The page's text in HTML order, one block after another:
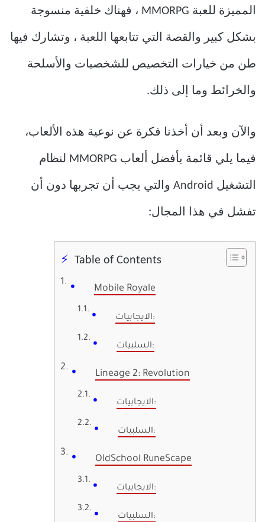
المميزة للعبة MMORPG ، فهناك خلفية منسوجة
بشكل كبير والقصة التي تتابعها اللعبة ، وتشارك فيها
طن من خيارات التخصيص للشخصيات والأسلحة
والخرائط وما إلى ذلك.
والآن وبعد أن أخذنا فكرة عن نوعية هذه الألعاب،
فيما يلي قائمة بأفضل ألعاب MMORPG لنظام
التشغيل Android والتي يجب أن تجربها دون أن
تفشل في هذا المجال:
Table of Contents
Mobile Royale
الايجابيات:
السلبيات:
Lineage 2: Revolution
الايجابيات:
السلبيات:
OldSchool RuneScape
الايجابيات:
السلبيات: